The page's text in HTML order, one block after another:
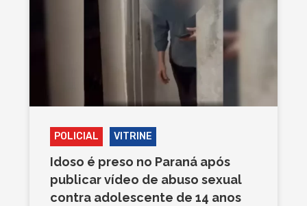
POLICIAL VITRINE
Idoso é preso no Paraná após
publicar vídeo de abuso sexual
contra adolescente de 14 anos